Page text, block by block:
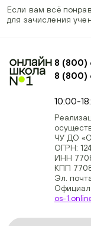
Если вам всё
для зачисления
8
8 (800)
10:00-
ЧУ ДО
ОГРН:
ИНН
КПП
Эл.
os-